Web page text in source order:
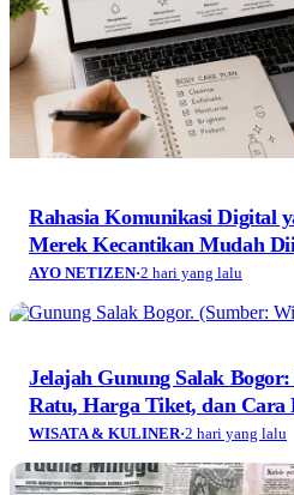
Rahasia Komunikasi Digital
Merek Kecantikan Mudah
AYO NETIZEN·2 hari yang lalu
Jelajah Gunung Salak
Ratu, Harga Tiket, dan Cara
WISATA & KULINER·2 hari yang lalu